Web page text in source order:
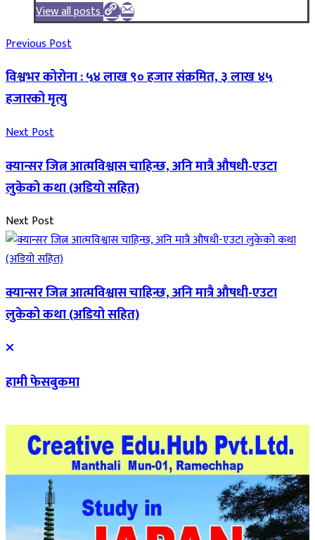
View all posts
Previous Post
विश्वभर कोरोना : ५४ लाख ९० हजार संक्रमित, ३ लाख ४५
हजारको मृत्यु
Next Post
क्यान्सर जित्न आत्मविश्वास चाहिन्छ, अनि मात्रै औषधी-एउटा
लुकेको कथा (अडियो सहित)
Next Post
क्यान्सर जित्न आत्मविश्वास चाहिन्छ, अनि मात्रै औषधी-एउटा
लुकेको कथा (अडियो सहित)
हामी फेसबुकमा